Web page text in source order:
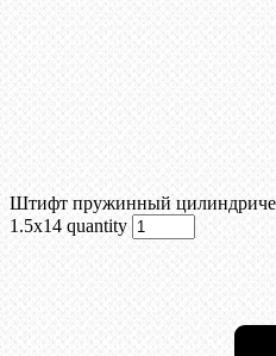
Штифт пружинный
1.5х14 quantity